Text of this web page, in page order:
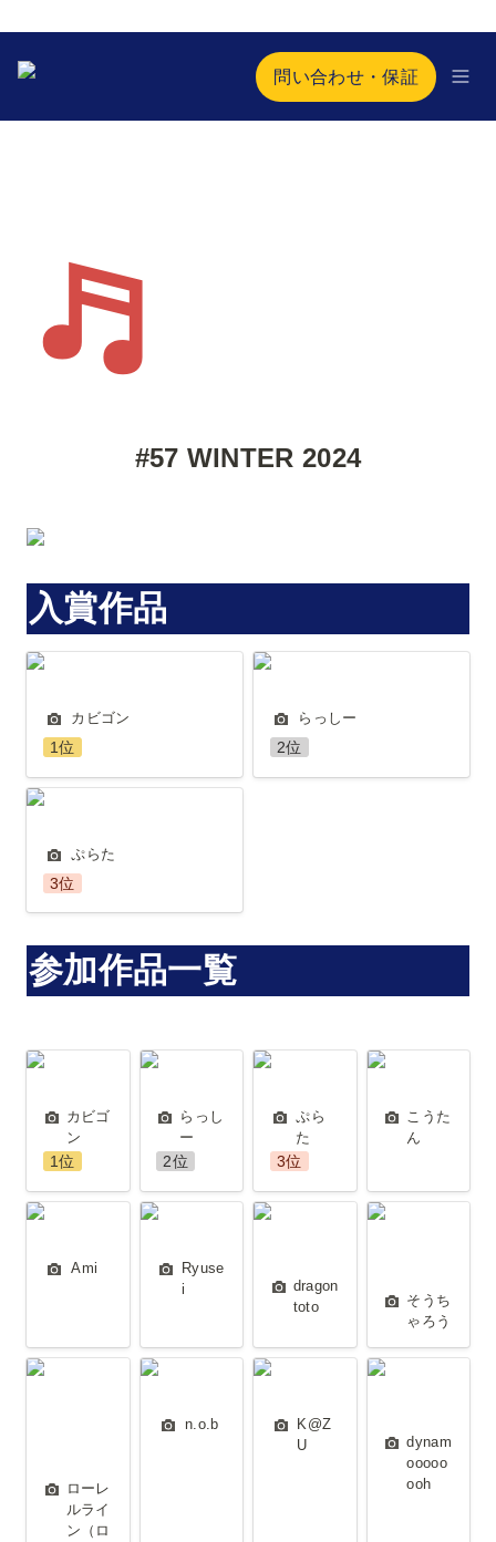
問い合わせ・保証
#57 WINTER 2024
入賞作品
カビゴン
カビゴン
1位
らっしー
らっしー
2位
ぷらた
ぷらた
3位
参加作品一覧
カビゴン
カビゴ
ン
1位
らっしー
らっし
ー
2位
ぷらた
ぷら
た
3位
こうたん
こうた
ん
Ami
Ami
Ryusei
Ryuse
i
dragontoto
dragon
toto
そうちゃろ
そうち
ローレルラ
ローレ
ルライ
ン（ロ
n.o.b
n.o.b
K@ZU
K@Z
U
dynam
ooooo
ooh